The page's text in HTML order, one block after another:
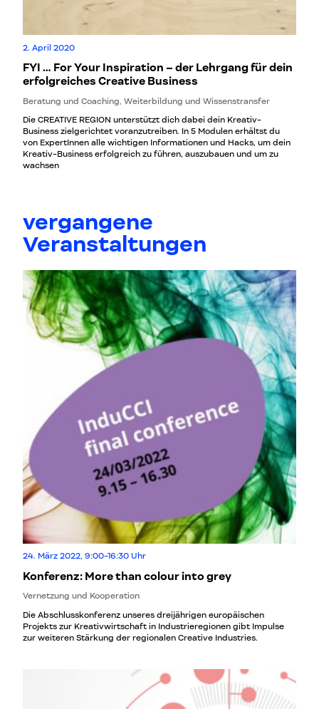
2. April 2020
FYI … For Your Inspiration – der Lehrgang für dein
erfolgreiches Creative Business
Beratung und Coaching, Weiterbildung und Wissenstransfer
Die CREATIVE REGION unterstützt dich dabei dein Kreativ-
Business zielgerichtet voranzutreiben. In 5 Modulen erhältst du
von ExpertInnen alle wichtigen Informationen und Hacks, um dein
Kreativ-Business erfolgreich zu führen, auszubauen und um zu
wachsen
vergangene
Veranstaltungen
24. März 2022, 9:00-16:30 Uhr
Konferenz: More than colour into grey
Vernetzung und Kooperation
Die Abschlusskonferenz unseres dreijährigen europäischen
Projekts zur Kreativwirtschaft in Industrieregionen gibt Impulse
zur weiteren Stärkung der regionalen Creative Industries.